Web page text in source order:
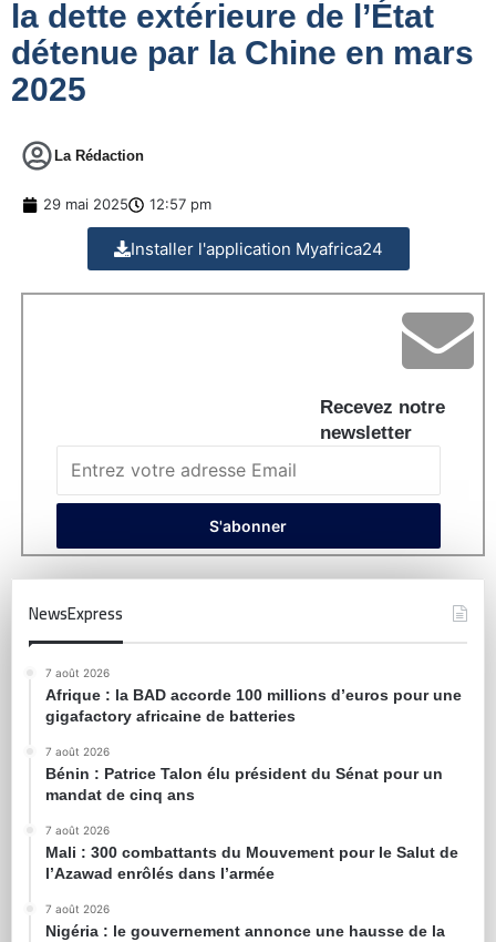
la dette extérieure de l’État
détenue par la Chine en mars
2025
La Rédaction
29 mai 2025 12:57 pm
Installer l'application Myafrica24
Recevez notre
newsletter
NewsExpress
7 août 2026
Afrique : la BAD accorde 100 millions d’euros pour une
gigafactory africaine de batteries
7 août 2026
Bénin : Patrice Talon élu président du Sénat pour un
mandat de cinq ans
7 août 2026
Mali : 300 combattants du Mouvement pour le Salut de
l’Azawad enrôlés dans l’armée
7 août 2026
Nigéria : le gouvernement annonce une hausse de la